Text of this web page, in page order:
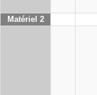
Matériel 2